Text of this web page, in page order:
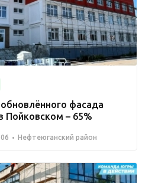
фасада
– 65%
Нефтеюганский район